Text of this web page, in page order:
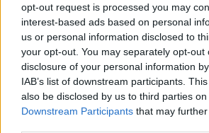
opt-out request is processed you may
interest-based ads based on personal
us or personal information disclosed to
your opt-out. You may separately opt-out
disclosure of your personal information
IAB’s list of downstream participants.
also be disclosed by us to third parties on
Downstream Participants that may
ΠΑΣΟΚ και ΣΥΡΙΖΑ
Καλογερόπουλο: «Ανήσυχο και
πνεύμα»